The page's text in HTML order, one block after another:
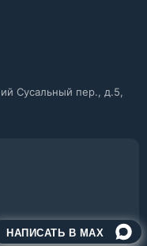
НАПИСАТЬ В MAX
Сусальный пер., д.5,